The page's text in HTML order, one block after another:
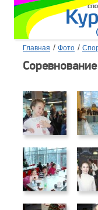
Главная / Фото /